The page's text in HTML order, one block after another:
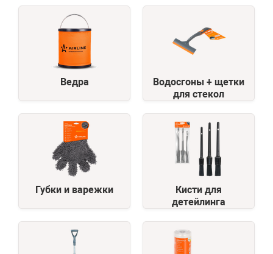
Ведра
Водосгоны + щетки
для стекол
Губки и варежки
Кисти для
детейлинга